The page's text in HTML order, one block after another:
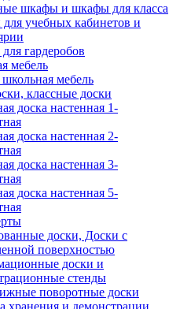
шкафы и шкафы для класса
учебных кабинетов и
гардеробов
мебель
мебель
классные доски
доска настенная 1-
доска настенная 2-
доска настенная 3-
доска настенная 5-
доски, Доски с
поверхностью
доски и
стенды
поворотные доски